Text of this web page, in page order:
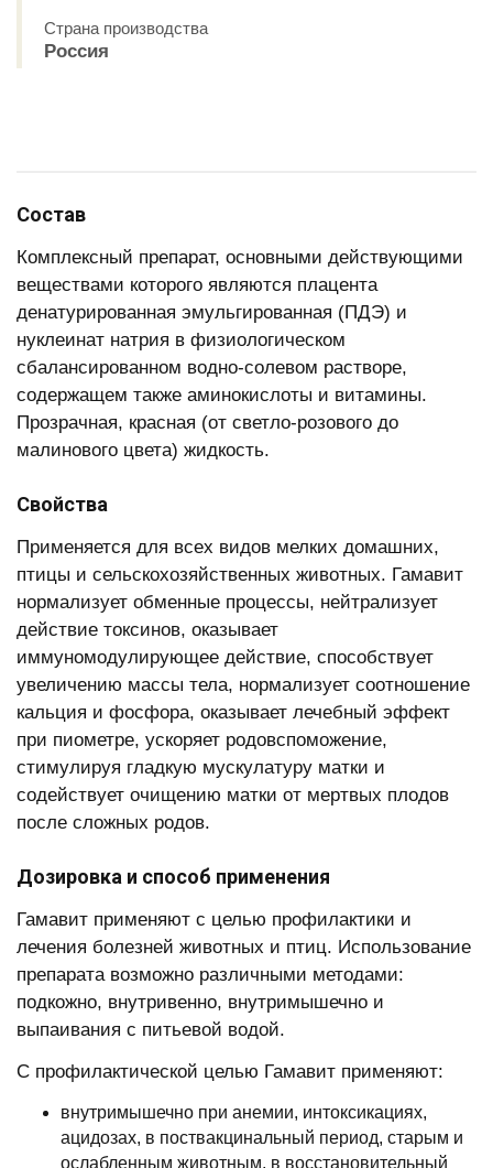
Страна производства
Россия
Состав
Комплексный препарат, основными действующими
веществами которого являются плацента
денатурированная эмульгированная (ПДЭ) и
нуклеинат натрия в физиологическом
сбалансированном водно-солевом растворе,
содержащем также аминокислоты и витамины.
Прозрачная, красная (от светло-розового до
малинового цвета) жидкость.
Свойства
Применяется для всех видов мелких домашних,
птицы и сельскохозяйственных животных. Гамавит
нормализует обменные процессы, нейтрализует
действие токсинов, оказывает
иммуномодулирующее действие, способствует
увеличению массы тела, нормализует соотношение
кальция и фосфора, оказывает лечебный эффект
при пиометре, ускоряет родовспоможение,
стимулируя гладкую мускулатуру матки и
содействует очищению матки от мертвых плодов
после сложных родов.
Дозировка и способ применения
Гамавит применяют с целью профилактики и
лечения болезней животных и птиц. Использование
препарата возможно различными методами:
подкожно, внутривенно, внутримышечно и
выпаивания с питьевой водой.
С профилактической целью Гамавит применяют:
внутримышечно при анемии, интоксикациях,
ацидозах, в поствакцинальный период, старым и
ослабленным животным, в восстановительный